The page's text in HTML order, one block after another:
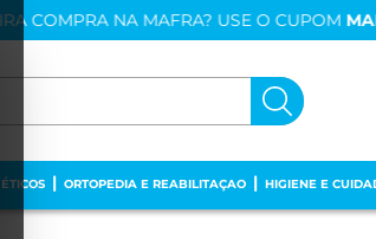
COMPRA NA MAFRA? USE O CUPOM
ORTOPEDIA E REABILITAÇAO HIGIENE E